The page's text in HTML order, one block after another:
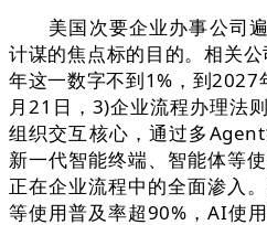
美国次要企业办事公司
计谋的焦点标的目的。相关
年这一数字不到1%，到
月21日，3)企业流程办理法
组织交互核心，通过多
新一代智能终端、智能体等
正在企业流程中的全面渗入
等使用普及率超90%，AI使